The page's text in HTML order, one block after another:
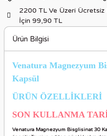
2200 TL Ve Üzeri Ücretsiz
İçin 99,90 TL
Ürün Bilgisi
Venatura Magnezyum
Kapsül
ÜRÜN ÖZELLİKLERİ
SON KULLANMA
Venatura Magnezyum Bisglisinat 30